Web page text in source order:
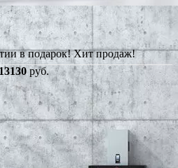
в подарок!Хит продаж!
руб.